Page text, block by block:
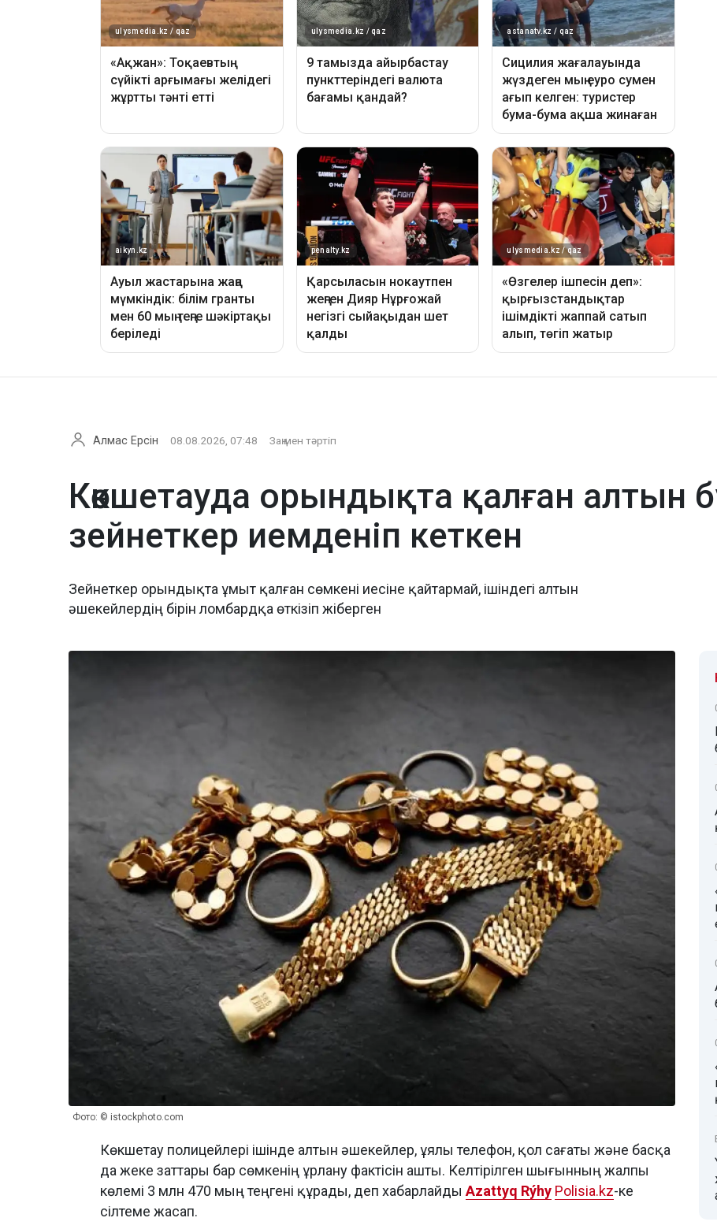
Алмас Ерсін 08.08.2026, 07:48 Заң мен тәртіп
Көкшетауда орындықта қалған алтын
зейнеткер иемденіп кеткен
Зейнеткер орындықта ұмыт қалған сөмкені иесіне қайтармай, ішіндегі алтын
әшекейлердің бірін ломбардқа өткізіп жіберген
Фото: © istockphoto.com
Көкшетау полицейлері ішінде алтын әшекейлер, ұялы телефон, қол сағаты және басқа
да жеке заттары бар сөмкенің ұрлану фактісін ашты. Келтірілген шығынның жалпы
көлемі 3 млн 470 мың теңгені құрады, деп хабарлайды Azattyq Rýhy Polisia.kz-ке
сілтеме жасап.